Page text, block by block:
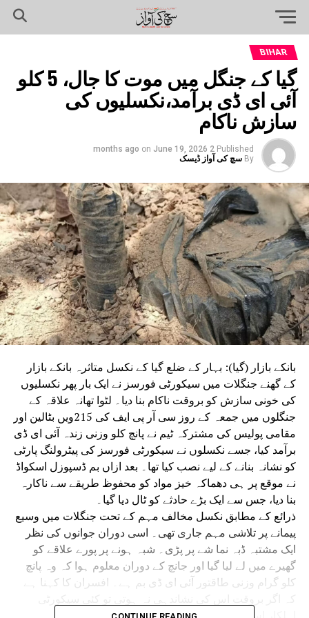
BIHAR
گیا کے جنگل میں موت کا جال، 5 کلو
آئی ای ڈی برآمد،نکسلیوں کی
سازش ناکام
Published
2 months ago
on June 19, 2026
By سچ کی آواز ڈیسک
بانکے بازار (گیا): بہار کے ضلع گیا کے نکسل متاثرہ بانکے بازار
کے گھنے جنگلات میں سیکورٹی فورسز نے ایک بار پھر نکسلیوں
کی خونی سازش کو بروقت ناکام بنا دیا۔ لٹوا تھانہ علاقہ کے
جنگلوں میں جمعہ کے روز سی آر پی ایف کی 215ویں بٹالین اور
مقامی پولیس کی مشترکہ ٹیم نے پانچ کلو وزنی زندہ آئی ای ڈی
برآمد کیا، جسے نکسلوں نے سیکورٹی فورسز کی پیٹرولنگ پارٹی
کو نشانہ بنانے کے لیے نصب کیا تھا۔ بعد ازاں بم ڈسپوزل اسکواڈ
نے موقع پر ہی دھماکہ خیز مواد کو محفوظ طریقے سے ناکارہ
بنا دیا، جس سے ایک بڑے حادثے کو ٹال دیا گیا۔
ذرائع کے مطابق نکسل مخالف مہم کے تحت جنگلات میں وسیع
پیمانے پر تلاشی مہم جاری تھی۔ اسی دوران جوانوں کی نظر
ایک مشتبہ ڈبہ نما شے پر پڑی۔ شبہ ہونے پر پورے علاقے کو
گھیرے میں لے لیا گیا اور جانچ کے دوران معلوم ہوا کہ وہ پانچ
کلو گرام وزنی طاقتور آئی ای ڈی بم ہے۔ افسران کا کہنا ہے